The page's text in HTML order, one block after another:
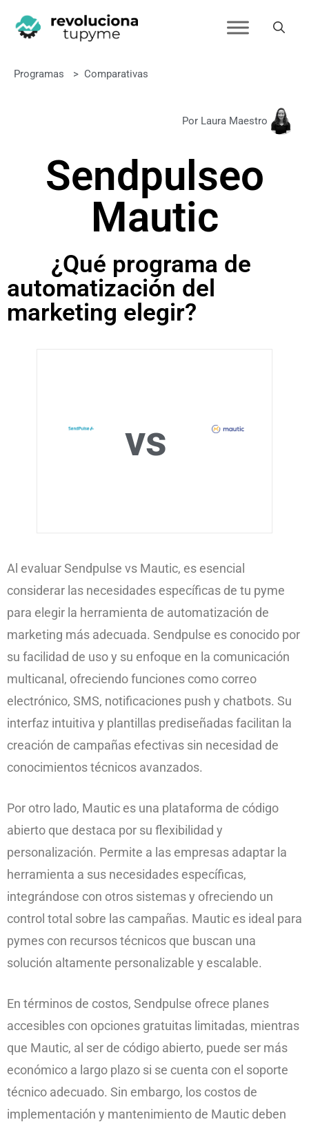
Programas > Comparativas
Por Laura Maestro
Sendpulseo
Mautic
¿Qué programa de
automatización del
marketing elegir?
vs
Al evaluar Sendpulse vs Mautic, es esencial
considerar las necesidades específicas de tu pyme
para elegir la herramienta de automatización de
marketing más adecuada. Sendpulse es conocido por
su facilidad de uso y su enfoque en la comunicación
multicanal, ofreciendo funciones como correo
electrónico, SMS, notificaciones push y chatbots. Su
interfaz intuitiva y plantillas prediseñadas facilitan la
creación de campañas efectivas sin necesidad de
conocimientos técnicos avanzados.
Por otro lado, Mautic es una plataforma de código
abierto que destaca por su flexibilidad y
personalización. Permite a las empresas adaptar la
herramienta a sus necesidades específicas,
integrándose con otros sistemas y ofreciendo un
control total sobre las campañas. Mautic es ideal para
pymes con recursos técnicos que buscan una
solución altamente personalizable y escalable.
En términos de costos, Sendpulse ofrece planes
accesibles con opciones gratuitas limitadas, mientras
que Mautic, al ser de código abierto, puede ser más
económico a largo plazo si se cuenta con el soporte
técnico adecuado. Sin embargo, los costos de
implementación y mantenimiento de Mautic deben